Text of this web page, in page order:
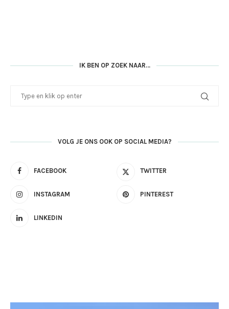
IK BEN OP ZOEK NAAR…
VOLG JE ONS OOK OP SOCIAL MEDIA?
FACEBOOK TWITTER
INSTAGRAM PINTEREST
LINKEDIN